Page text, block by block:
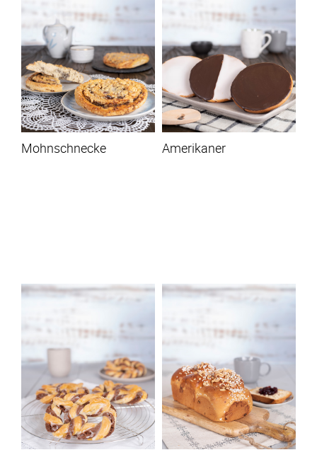
Mohnschnecke Amerikaner